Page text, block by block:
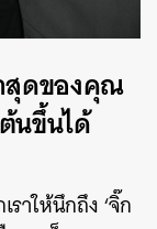
สุดของคุณ
นขึ้นได้
าให้นึกถึง ‘จิ๊ก